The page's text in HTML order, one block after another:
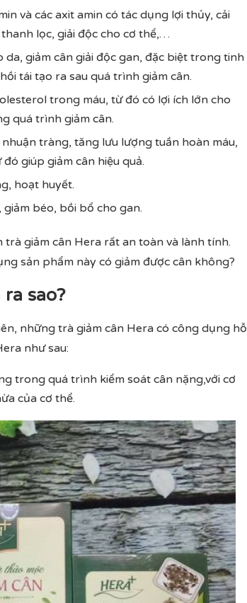
và các axit amin có tác dụng lợi thủy, cải
lọc, giải độc cho cơ thể,…
giảm cân giải độc gan, đặc biệt trong tinh
tái tạo ra sau quá trình giảm cân.
trong máu, từ đó có lợi ích lớn cho
quá trình giảm cân.
tràng, tăng lưu lượng tuần hoàn máu,
giúp giảm cân hiệu quả.
hoạt huyết.
béo, bồi bổ cho gan.
giảm cân Hera rất an toàn và lành tính.
sản phẩm này có giảm được cân không?
sao?
những trà giảm cân Hera có công dụng hỗ
như sau:
trong quá trình kiểm soát cân nặng,với cơ
của cơ thể.